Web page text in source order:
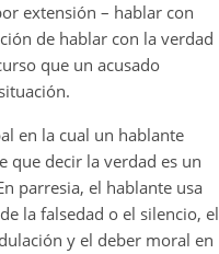
extensión – hablar con
de hablar con la verdad
que un acusado
en la cual un hablante
que decir la verdad es un
parresia, el hablante usa
la falsedad o el silencio, el
y el deber moral en